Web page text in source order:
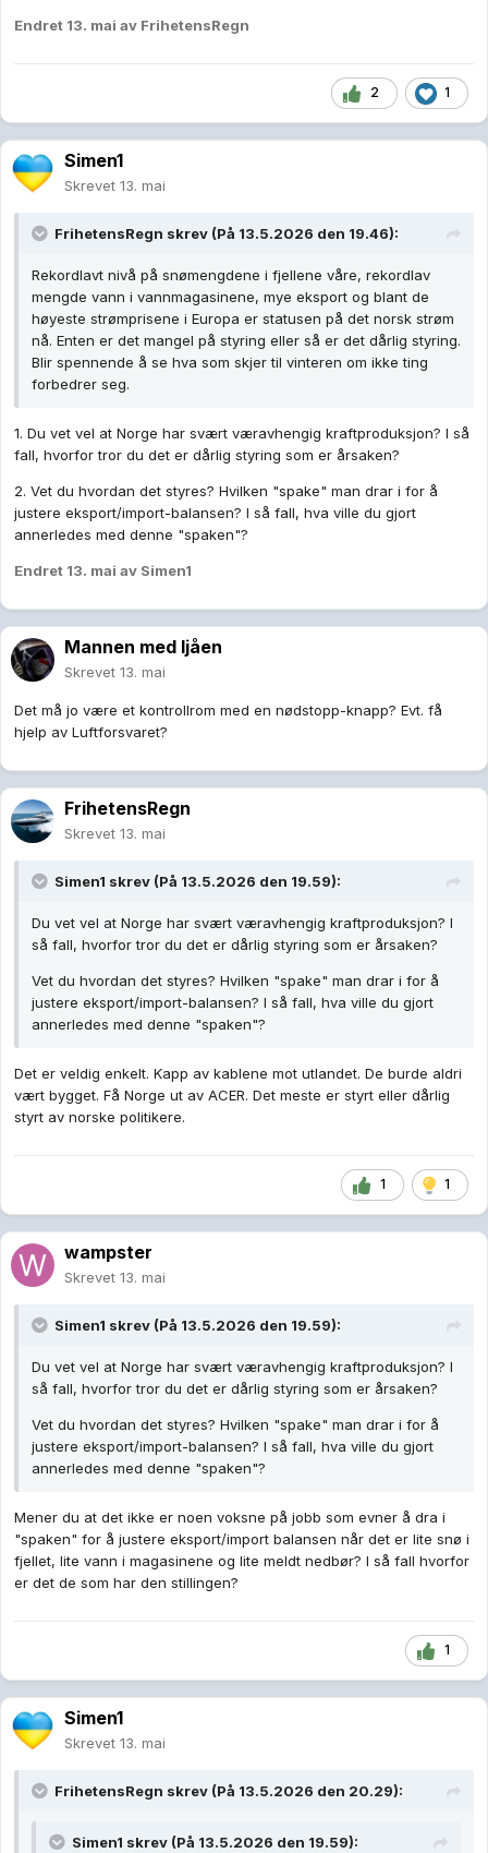
Endret 13. mai av FrihetensRegn
2 1
Simen1
Skrevet 13. mai
FrihetensRegn skrev (På 13.5.2026 den 19.46):
Rekordlavt nivå på snømengdene i fjellene våre, rekordlav
mengde vann i vannmagasinene, mye eksport og blant de
høyeste strømprisene i Europa er statusen på det norsk strøm
nå. Enten er det mangel på styring eller så er det dårlig styring.
Blir spennende å se hva som skjer til vinteren om ikke ting
forbedrer seg.
1. Du vet vel at Norge har svært væravhengig kraftproduksjon? I så
fall, hvorfor tror du det er dårlig styring som er årsaken?
2. Vet du hvordan det styres? Hvilken "spake" man drar i for å
justere eksport/import-balansen? I så fall, hva ville du gjort
annerledes med denne "spaken"?
Endret 13. mai av Simen1
Mannen med ljåen
Skrevet 13. mai
Det må jo være et kontrollrom med en nødstopp-knapp? Evt. få
hjelp av Luftforsvaret?
FrihetensRegn
Skrevet 13. mai
Simen1 skrev (På 13.5.2026 den 19.59):
Du vet vel at Norge har svært væravhengig kraftproduksjon? I
så fall, hvorfor tror du det er dårlig styring som er årsaken?
Vet du hvordan det styres? Hvilken "spake" man drar i for å
justere eksport/import-balansen? I så fall, hva ville du gjort
annerledes med denne "spaken"?
Det er veldig enkelt. Kapp av kablene mot utlandet. De burde aldri
vært bygget. Få Norge ut av ACER. Det meste er styrt eller dårlig
styrt av norske politikere.
1 1
wampster
Skrevet 13. mai
Simen1 skrev (På 13.5.2026 den 19.59):
Du vet vel at Norge har svært væravhengig kraftproduksjon? I
så fall, hvorfor tror du det er dårlig styring som er årsaken?
Vet du hvordan det styres? Hvilken "spake" man drar i for å
justere eksport/import-balansen? I så fall, hva ville du gjort
annerledes med denne "spaken"?
Mener du at det ikke er noen voksne på jobb som evner å dra i
"spaken" for å justere eksport/import balansen når det er lite snø i
fjellet, lite vann i magasinene og lite meldt nedbør? I så fall hvorfor
er det de som har den stillingen?
1
Simen1
Skrevet 13. mai
FrihetensRegn skrev (På 13.5.2026 den 20.29):
Simen1 skrev (På 13.5.2026 den 19.59):